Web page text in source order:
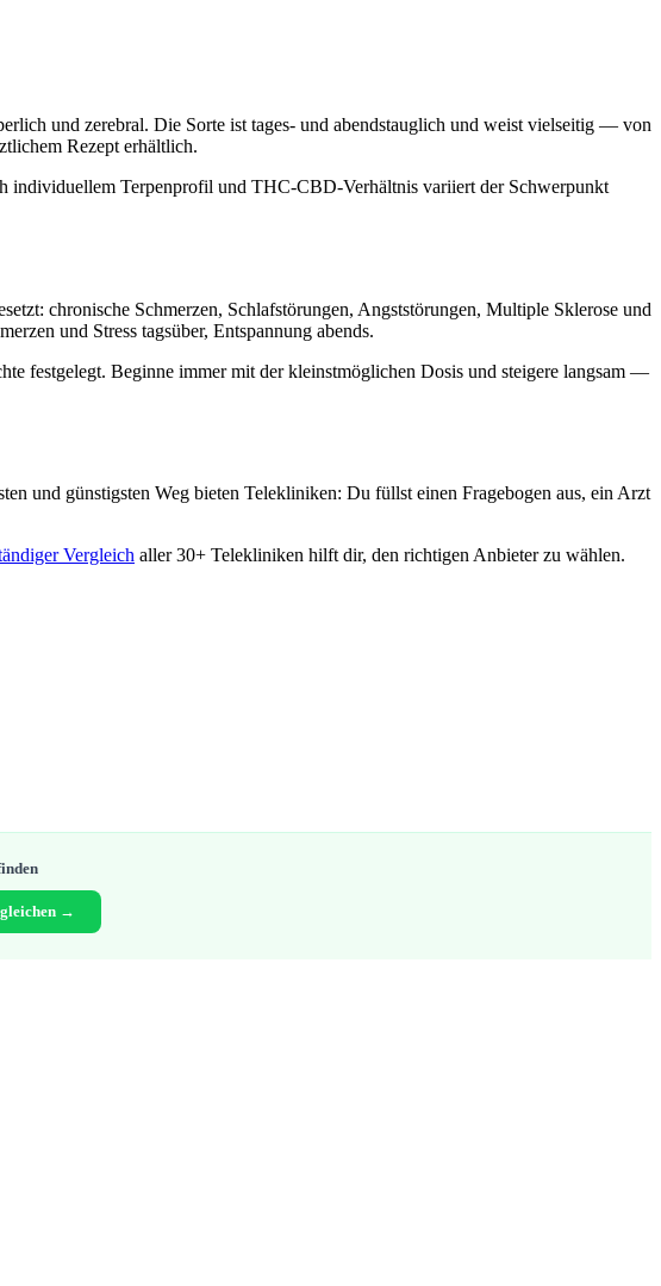
und zerebral. Die Sorte ist tages- und abendstauglich und weist vielseitig — von
Rezept erhältlich.
individuellem Terpenprofil und THC-CBD-Verhältnis variiert der Schwerpunkt
chronische Schmerzen, Schlafstörungen, Angststörungen, Multiple Sklerose und
und Stress tagsüber, Entspannung abends.
festgelegt. Beginne immer mit der kleinstmöglichen Dosis und steigere langsam —
und günstigsten Weg bieten Telekliniken: Du füllst einen Fragebogen aus, ein Arzt
Vergleich aller 30+ Telekliniken hilft dir, den richtigen Anbieter zu wählen.
→